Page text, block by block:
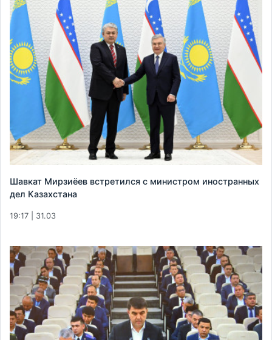
Шавкат Мирзиёев встретился с министром иностранных
дел Казахстана
19:17 | 31.03